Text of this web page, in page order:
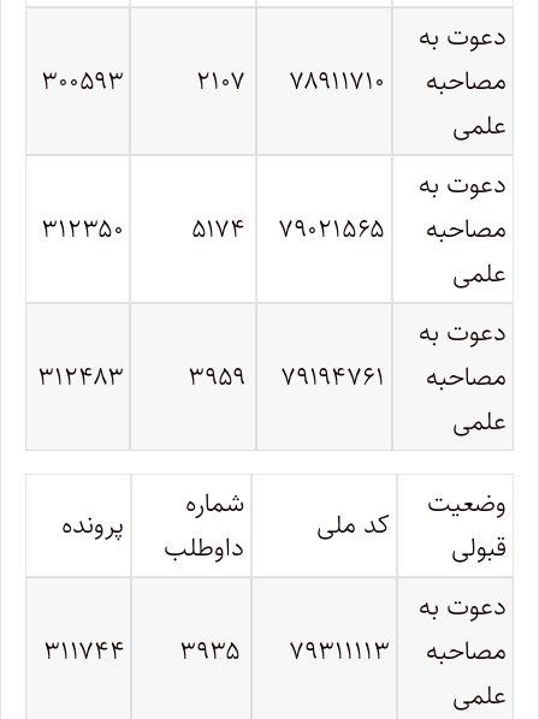
دعوت به
مصاحبه
علمی
۷۸۹۱۱۷۱۰ ۲۱۰۷ ۳۰۰۵۹۳
دعوت به
مصاحبه
علمی
۷۹۰۲۱۵۶۵ ۵۱۷۴ ۳۱۲۳۵۰
دعوت به
مصاحبه
علمی
۷۹۱۹۴۷۶۱ ۳۹۵۹ ۳۱۲۴۸۳
وضعیت
قبولی
کد ملی
شماره
داوطلب
پرونده
دعوت به
مصاحبه
علمی
۷۹۳۱۱۱۱۳ ۳۹۳۵ ۳۱۱۷۴۴